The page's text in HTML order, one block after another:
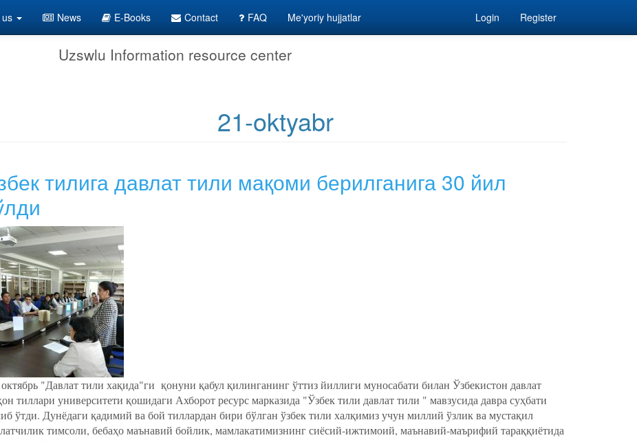
News E-Books Contact FAQ Me'yoriy hujjatlar Login Register
Uzswlu Information resource center
21-oktyabr
тилига давлат тили мақоми берилганига 30 йил
"Давлат тили хақида"ги қонуни қабул қилинганинг ўттиз йиллиги муносабати билан Ўзбекистон давлат
тиллари университети қошидаги Ахборот ресурс марказида "Ўзбек тили давлат тили " мавзусида давра суҳбати
ўтди. Дунёдаги қадимий ва бой тиллардан бири бўлган ўзбек тили халқимиз учун миллий ўзлик ва мустақил
тимсоли, бебаҳо маънавий бойлик, мамлакатимизнинг сиёсий-ижтимоий, маънавий-маърифий тараққиётида